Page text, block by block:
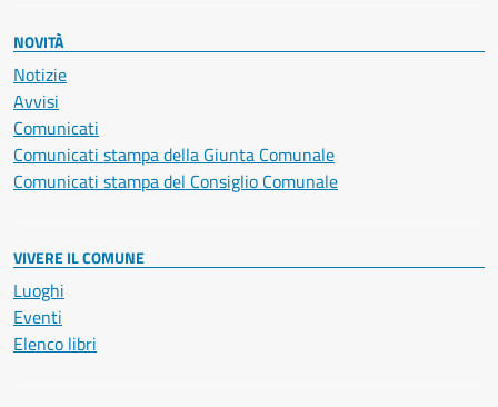
NOVITÀ
Notizie
Avvisi
Comunicati
Comunicati stampa della Giunta Comunale
Comunicati stampa del Consiglio Comunale
VIVERE IL COMUNE
Luoghi
Eventi
Elenco libri